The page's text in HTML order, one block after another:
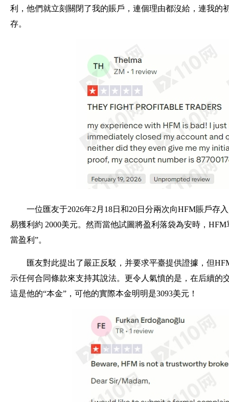
利，他們就立刻關閉了我的賬戶，連個理由都沒給，連我的
存。
一位匯友于2026年2月18日和20日分兩次向HFM賬戶存
易獲利約 2000美元。然而當他試圖將盈利落袋為安時，
當盈利”。
匯友對此提出了嚴正反駁，并要求平臺提供證據，但
示任何合同條款來支持其說法。更令人氣憤的是，在后續的
這是他的“本金”，可他的實際本金明明是3093美元！